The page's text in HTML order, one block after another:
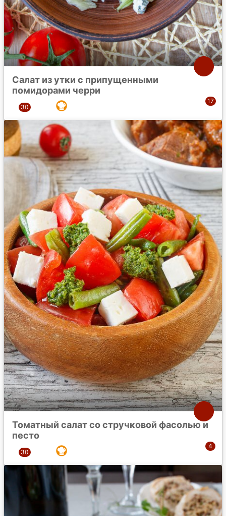
Салат из утки с припущенными
помидорами черри
Томатный салат со стручковой фасолью и
песто